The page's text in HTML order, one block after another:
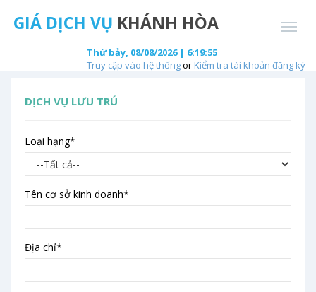
GIÁ DỊCH VỤ KHÁNH HÒA
Thứ bảy, 08/08/2026 | 6:19:55
Truy cập vào hệ thốngor Kiểm tra tài khoản đăng ký
DỊCH VỤ LƯU TRÚ
Loại hạng*
Tên cơ sở kinh doanh*
Địa chỉ*